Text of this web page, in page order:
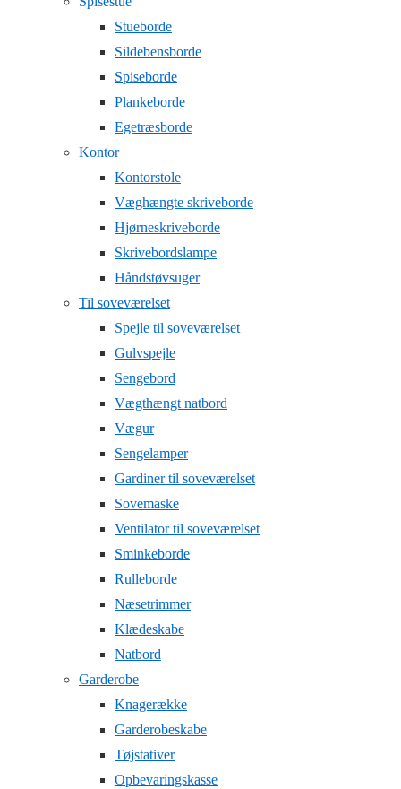
Stueborde
Sildebensborde
Spiseborde
Plankeborde
Egetræsborde
Kontor
Kontorstole
Væghængte skriveborde
Hjørneskriveborde
Skrivebordslampe
Håndstøvsuger
Til soveværelset
Spejle til soveværelset
Gulvspejle
Sengebord
Vægthængt natbord
Vægur
Sengelamper
Gardiner til soveværelset
Sovemaske
Ventilator til soveværelset
Sminkeborde
Rulleborde
Næsetrimmer
Klædeskabe
Natbord
Garderobe
Knagerække
Garderobeskabe
Tøjstativer
Opbevaringskasse